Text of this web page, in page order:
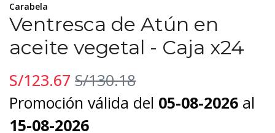
Carabela
Ventresca de Atún en
aceite vegetal - Caja x24
S/123.67 S/130.18
Promoción válida del 05-08-2026 al
15-08-2026